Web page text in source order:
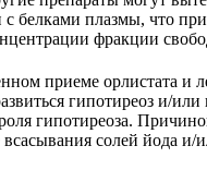
с белками плазмы, что
фракции
­приеме ­орлистата ­и
­гипотиреоз­ и/
­гипотиреоза.
­солей­ йода ­и/